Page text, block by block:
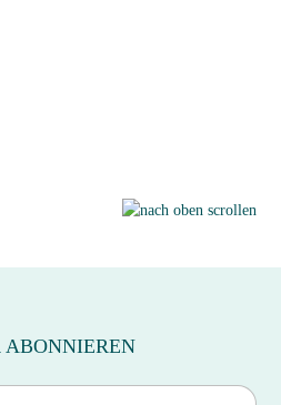
ABONNIEREN